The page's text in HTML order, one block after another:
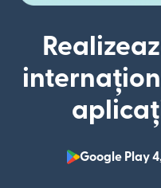
Google Play